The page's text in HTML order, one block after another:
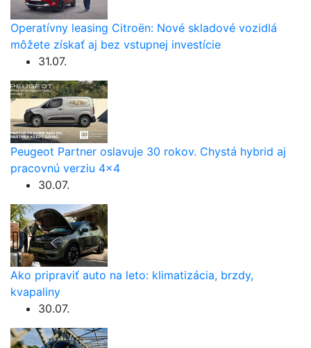
Operatívny leasing Citroën: Nové skladové vozidlá
môžete získať aj bez vstupnej investície
31.07.
Peugeot Partner oslavuje 30 rokov. Chystá hybrid aj
pracovnú verziu 4×4
30.07.
Ako pripraviť auto na leto: klimatizácia, brzdy,
kvapaliny
30.07.